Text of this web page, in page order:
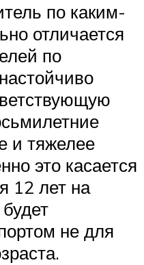
по каким-
отличается
по
и тяжелее
это касается
12 лет на
не для